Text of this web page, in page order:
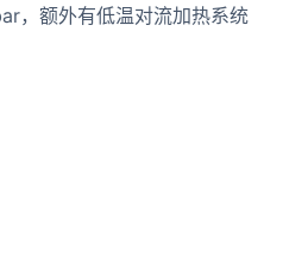
，额外有低温对流加热系统